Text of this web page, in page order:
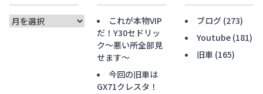
ア
これが本物VIP
だ！Y30セドリッ
ク〜悪い所全部見
せます〜
今回の旧車は
GX71クレスタ！
ブログ(273)
Youtube(181)
旧車 (165)